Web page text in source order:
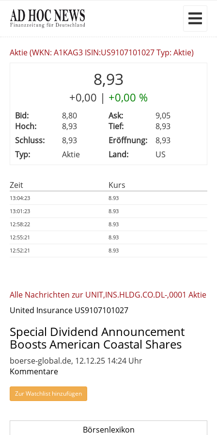
Aktie (WKN: A1KAG3 ISIN:US9107101027 Typ: Aktie)
8,93
+0,00 | +0,00 %
Bid: 8,80 Ask:
9,05
Hoch:
8,93 Tief:
8,93
Schluss:
8,93 Eröffnung:
8,93
Typ:
Aktie Land: US
Zeit Kurs
13:04:23
8.93
13:01:23
8.93
12:58:22
8.93
12:55:21
8.93
12:52:21
8.93
Alle Nachrichten zur UNIT,INS.HLDG.CO.DL-,0001 Aktie
United Insurance US9107101027
Special Dividend Announcement
Boosts American Coastal Shares
boerse-global.de, 12.12.25 14:24 Uhr
Kommentare
Zur Watchlist hinzufügen
Börsenlexikon